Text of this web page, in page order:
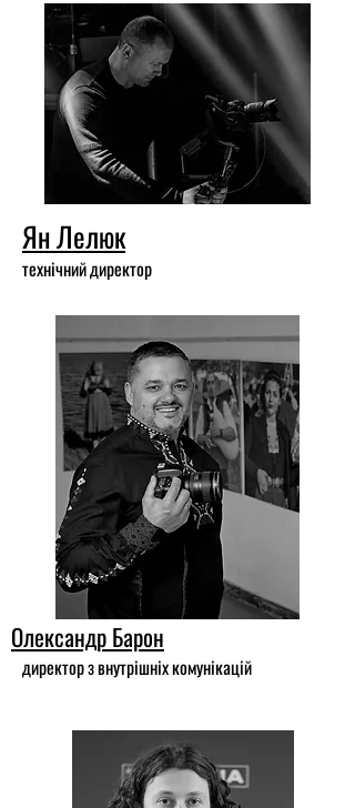
Ян Лелюк
технічний директор
Олександр Барон
директор з внутрішніх комунікацій